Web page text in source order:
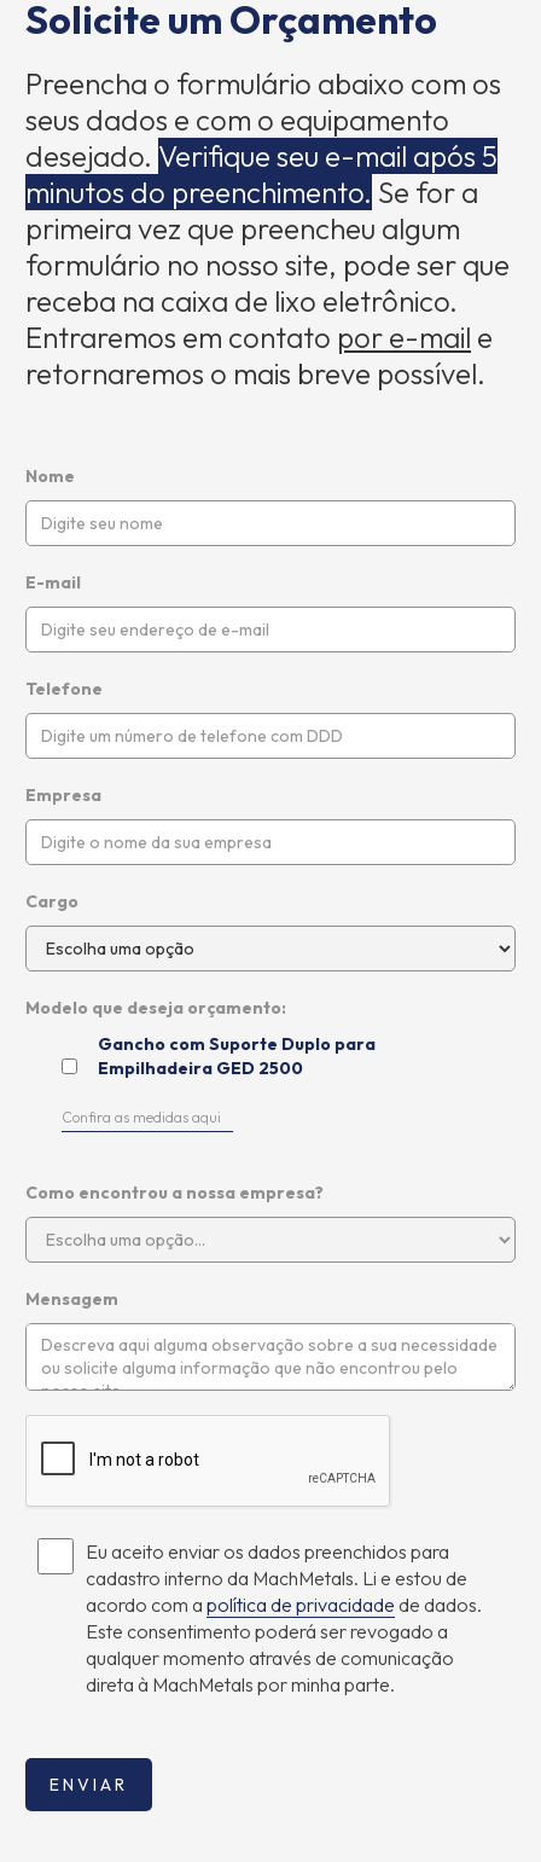
Solicite um Orçamento
Preencha o formulário abaixo com os
seus dados e com o equipamento
desejado. Verifique seu e-mail após 5
minutos do preenchimento. Se for a
primeira vez que preencheu algum
formulário no nosso site, pode ser que
receba na caixa de lixo eletrônico.
Entraremos em contato por e-mail e
retornaremos o mais breve possível.
Nome
E-mail
Telefone
Empresa
Cargo
Modelo que deseja orçamento:
Gancho com Suporte Duplo para
Empilhadeira GED 2500
Confira as medidas aqui
Como encontrou a nossa empresa?
Mensagem
Eu aceito enviar os dados preenchidos para
cadastro interno da MachMetals. Li e estou de
acordo com a política de privacidade de dados.
Este consentimento poderá ser revogado a
qualquer momento através de comunicação
direta à MachMetals por minha parte.